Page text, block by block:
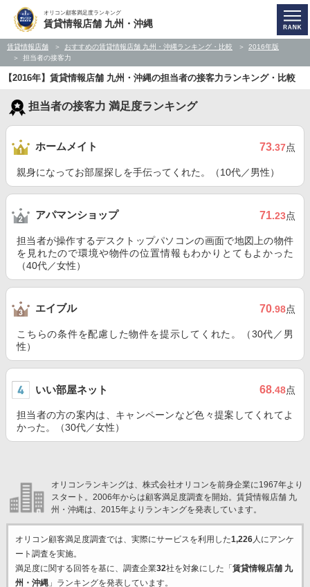
オリコン顧客満足度ランキング
賃貸情報店舗 九州・沖縄
賃貸情報店舗 おすすめの賃貸情報店舗 九州・沖縄ランキング・比較
2016年版
担当者の接客力
【2016年】賃貸情報店舗 九州・沖縄の担当者の接客力ランキング・比較
担当者の接客力 満足度ランキング
ホームメイト 73.37点
親身になってお部屋探しを手伝ってくれた。（10代／男性）
アパマンショップ 71.23点
担当者が操作するデスクトップパソコンの画面で地図上の物件
を見れたので環境や物件の位置情報もわかりとてもよかった
（40代／女性）
エイブル 70.98点
こちらの条件を配慮した物件を提示してくれた。（30代／男
性）
いい部屋ネット 68.48点
担当者の方の案内は、キャンペーンなど色々提案してくれてよ
かった。（30代／女性）
オリコンランキングは、株式会社オリコンを前身企業に1967年より
スタート。2006年からは顧客満足度調査を開始。賃貸情報店舗 九
州・沖縄は、2015年よりランキングを発表しています。
オリコン顧客満足度調査では、実際にサービスを利用した1,226人にアンケ
ート調査を実施。
満足度に関する回答を基に、調査企業32社を対象にした「 賃貸情報店舗 九
州・沖縄」ランキングを発表しています。